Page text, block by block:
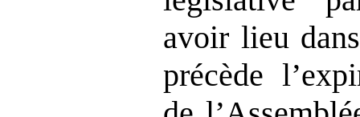
avoir lieu
précède